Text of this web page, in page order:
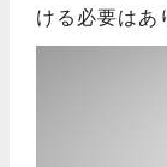
ける必要はあ